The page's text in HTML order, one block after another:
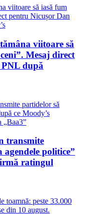
viitoare să
Mesaj direct
după
transmite
politice”
ratingul